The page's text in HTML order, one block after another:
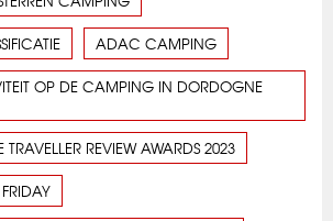
ADAC CAMPING
OP DE CAMPING IN DORDOGNE
REVIEW AWARDS 2023